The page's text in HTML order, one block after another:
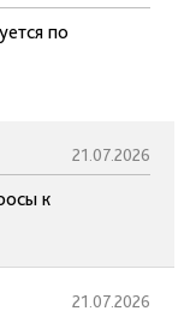
по
21.07.2026
к
21.07.2026